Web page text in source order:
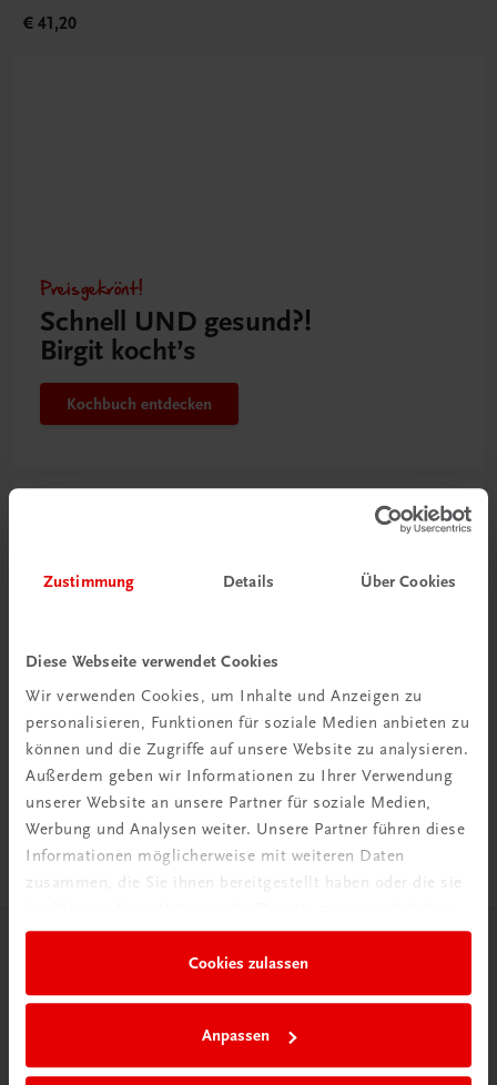
Zustimmung Details Über Cookies
Diese Webseite verwendet Cookies
Wir verwenden Cookies, um Inhalte und Anzeigen zu
personalisieren, Funktionen für soziale Medien anbieten zu
können und die Zugriffe auf unsere Website zu analysieren.
Außerdem geben wir Informationen zu Ihrer Verwendung
unserer Website an unsere Partner für soziale Medien,
Werbung und Analysen weiter. Unsere Partner führen diese
Informationen möglicherweise mit weiteren Daten
zusammen, die Sie ihnen bereitgestellt haben oder die sie
Cookies zulassen
Anpassen
€ 41,20
Preisgekrönt!
Schnell UND gesund?!
Birgit kocht’s
Kochbuch entdecken
Rabattcode erhalten
Newsletter abonnieren
& Versandkosten sparen
Jetzt anmelden
Herzlich willkommen bei TRAUNER!